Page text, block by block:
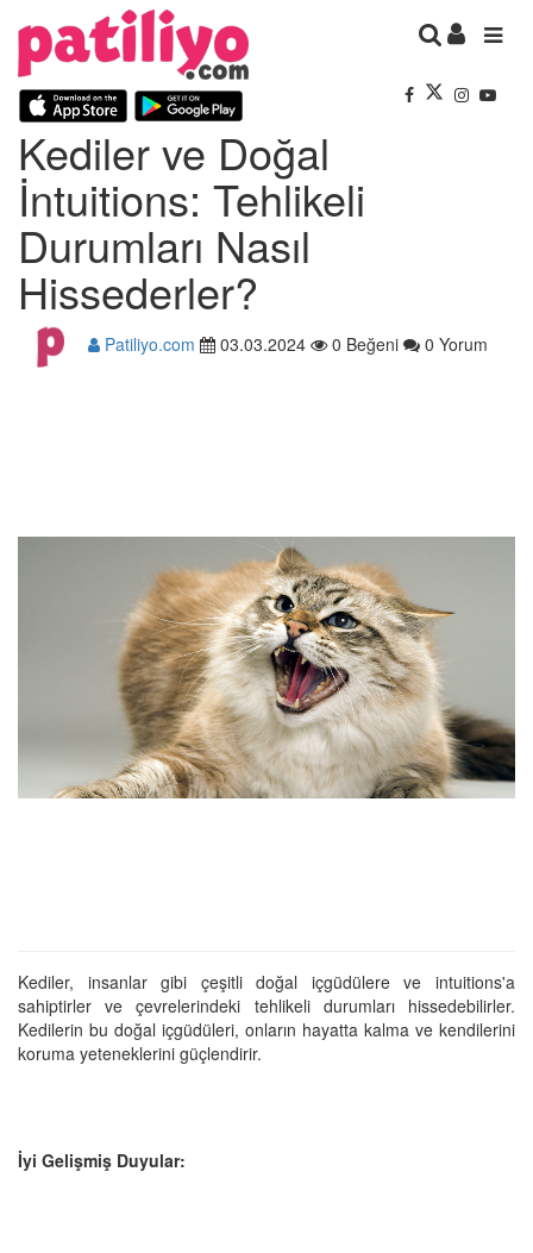
Kediler ve Doğal
İntuitions: Tehlikeli
Durumları Nasıl
Hissederler?
Patiliyo.com 03.03.2024 0 Beğeni 0 Yorum
Kediler, insanlar gibi çeşitli doğal içgüdülere ve intuitions'a
sahiptirler ve çevrelerindeki tehlikeli durumları hissedebilirler.
Kedilerin bu doğal içgüdüleri, onların hayatta kalma ve kendilerini
koruma yeteneklerini güçlendirir.
İyi Gelişmiş Duyular: